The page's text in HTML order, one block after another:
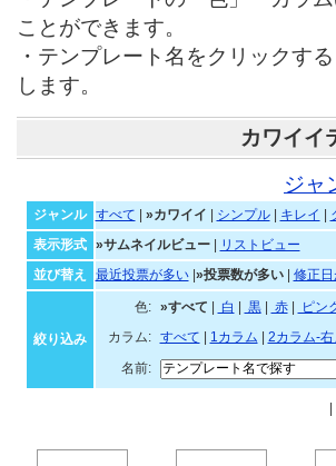
ことができます。
・テンプレート名をクリックす
します。
カワイイ
ジャ
ジャンル すべて »カワイイ シンプル| キレイ
表示形式
»サムネイルビュー|
リストビュー
並び替え
最近投票が多い| »投票数が多い| 修正
絞り込み
色: »すべて 白 黒| 赤| ピン
カラム:
すべて 1カラム 2カラム-
名前: